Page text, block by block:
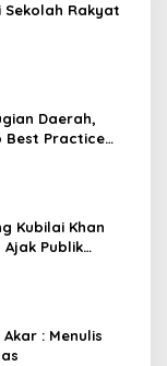
Sekolah Rakyat
Daerah,
Best Practice
Kubilai Khan
Publik
: Menulis